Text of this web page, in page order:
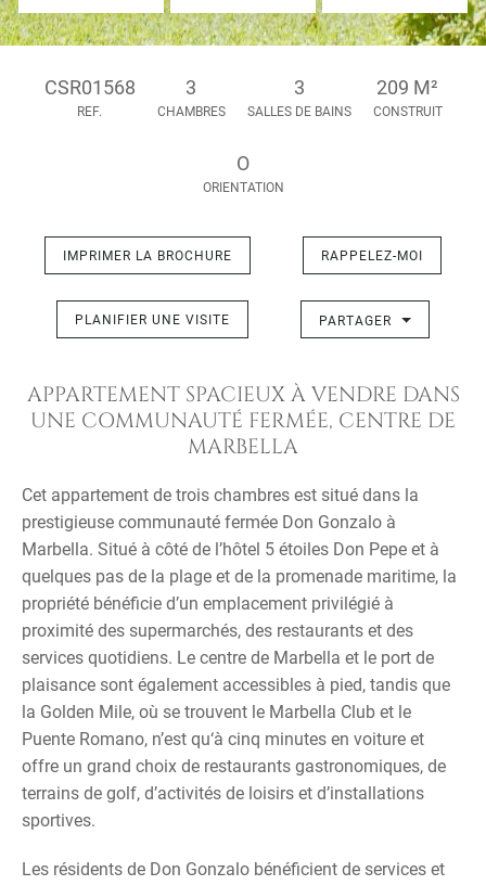
CSR01568
REF.
3
CHAMBRES
3
SALLES DE BAINS
209 M²
CONSTRUIT
O
ORIENTATION
IMPRIMER LA BROCHURE RAPPELEZ-MOI
PLANIFIER UNE VISITE PARTAGER
APPARTEMENT SPACIEUX À VENDRE DANS
UNE COMMUNAUTÉ FERMÉE, CENTRE DE
MARBELLA
Cet appartement de trois chambres est situé dans la
prestigieuse communauté fermée Don Gonzalo à
Marbella. Situé à côté de l’hôtel 5 étoiles Don Pepe et à
quelques pas de la plage et de la promenade maritime, la
propriété bénéficie d’un emplacement privilégié à
proximité des supermarchés, des restaurants et des
services quotidiens. Le centre de Marbella et le port de
plaisance sont également accessibles à pied, tandis que
la Golden Mile, où se trouvent le Marbella Club et le
Puente Romano, n’est qu‘à cinq minutes en voiture et
offre un grand choix de restaurants gastronomiques, de
terrains de golf, d’activités de loisirs et d’installations
sportives.
Les résidents de Don Gonzalo bénéficient de services et